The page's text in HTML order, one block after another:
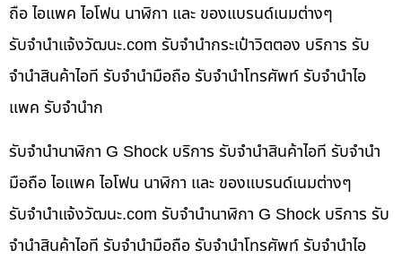
ถือ ไอแพค ไอโฟน นาฬิกา และ ของแบรนด์เนมต่างๆ
รับจํานําแจ้งวัฒนะ.com รับจำนำกระเป๋าวิตตอง บริการ รับ
จำนำสินค้าไอที รับจำนำมือถือ รับจำนำโทรศัพท์ รับจำนำไอ
แพค รับจำนำก
รับจำนำนาฬิกา G Shock บริการ รับจำนำสินค้าไอที รับจำนำ
มือถือ ไอแพค ไอโฟน นาฬิกา และ ของแบรนด์เนมต่างๆ
รับจํานําแจ้งวัฒนะ.com รับจำนำนาฬิกา G Shock บริการ รับ
จำนำสินค้าไอที รับจำนำมือถือ รับจำนำโทรศัพท์ รับจำนำไอ